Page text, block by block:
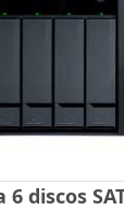
discos